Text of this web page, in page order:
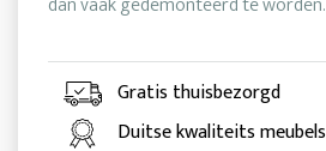
Gratis thuisbezorgd
Duitse kwaliteits meubels